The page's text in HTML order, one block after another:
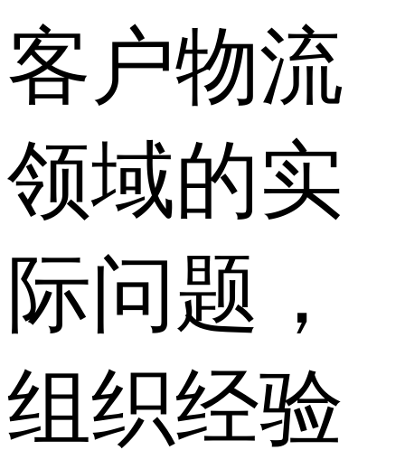
客户物流
领域的实
际问题，
组织经验